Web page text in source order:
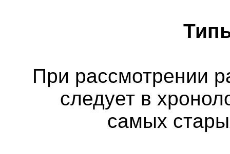
При рассмотрении
следует в
самых